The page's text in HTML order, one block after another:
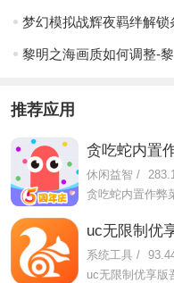
黎明之海画质如何调整-
推荐应用
贪吃蛇内置
休闲益智 /
uc无限制优
系统工具 /